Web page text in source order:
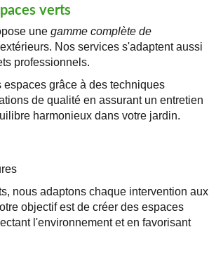
verts
unegamme complète de
Nos services s'adaptent aussi
professionnels.
grâce à des techniques
de qualité en assurant un entretien
harmonieux dans votre jardin.
nous adaptons chaque intervention aux
objectif est de créer des espaces
l'environnement et en favorisant